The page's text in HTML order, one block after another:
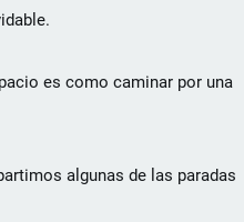
es como caminar por una
algunas de las paradas